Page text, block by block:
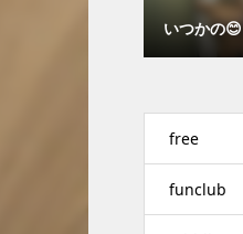
いつかの😊
free
funclub